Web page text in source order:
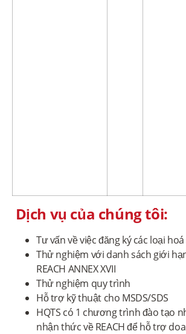
Dịch vụ của chúng tôi:
Tư vấn về việc đăng ký các loại
Thử nghiệm với danh sách giới
REACH ANNEX XVII
Thử nghiệm quy trình
Hỗ trợ kỹ thuật cho MSDS/SDS
HQTS có 1 chương trình đào tạo
nhận thức về REACH để hỗ trợ